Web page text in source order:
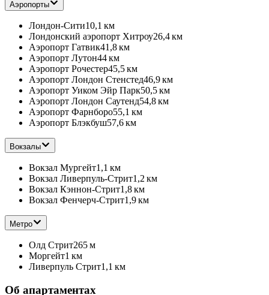
Аэропорты
Лондон-Сити10,1 км
Лондонский аэропорт Хитроу26,4 км
Аэропорт Гатвик41,8 км
Аэропорт Лутон44 км
Аэропорт Рочестер45,5 км
Аэропорт Лондон Стенстед46,9 км
Аэропорт Уиком Эйр Парк50,5 км
Аэропорт Лондон Саутенд54,8 км
Аэропорт Фарнборо55,1 км
Аэропорт Блэкбуш57,6 км
Вокзалы
Вокзал Мургейт1,1 км
Вокзал Ливерпуль-Стрит1,2 км
Вокзал Кэннон-Стрит1,8 км
Вокзал Фенчерч-Стрит1,9 км
Метро
Олд Стрит265 м
Моргейт1 км
Ливерпуль Стрит1,1 км
Об апартаментах